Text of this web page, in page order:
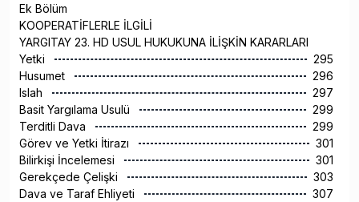
Ek Bölüm
KOOPERATİFLERLE İLGİLİ
YARGITAY 23. HD USUL HUKUKUNA İLİŞKİN KARARLARI
Yetki
295
Husumet
296
Islah
297
Basit Yargılama Usulü
299
Terditli Dava
299
Görev ve Yetki İtirazı
301
Bilirkişi İncelemesi
301
Gerekçede Çelişki
303
Dava ve Taraf Ehliyeti
307